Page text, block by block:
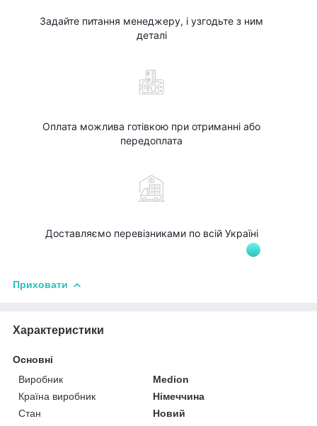
Задайте питання менеджеру, і узгодьте з ним
деталі
Оплата можлива готівкою при отриманні або
передоплата
Доставляємо перевізниками по всій Україні
Приховати
Характеристики
Основні
Виробник
Medion
Країна виробник
Німеччина
Стан
Новий